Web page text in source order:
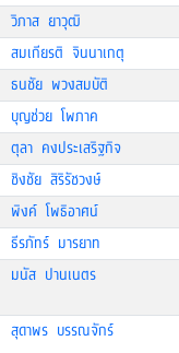
วิภาส ยาวุฒิ
สมเกียรติ จินนาเกตุ
ธนชัย พวงสมบัติ
บุญช่วย โพภาค
ตุลา คงประเสริฐกิจ
ชิงชัย สิริรัชวงษ์
พิงค์ โพธิอาศน์
ธีรภัทร์ มารยาท
มนัส ปานเนตร
สุดาพร บรรณจักร์